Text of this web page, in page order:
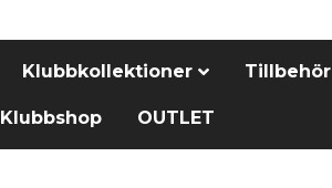
Klubbkollektioner Tillbehör
Klubbshop OUTLET